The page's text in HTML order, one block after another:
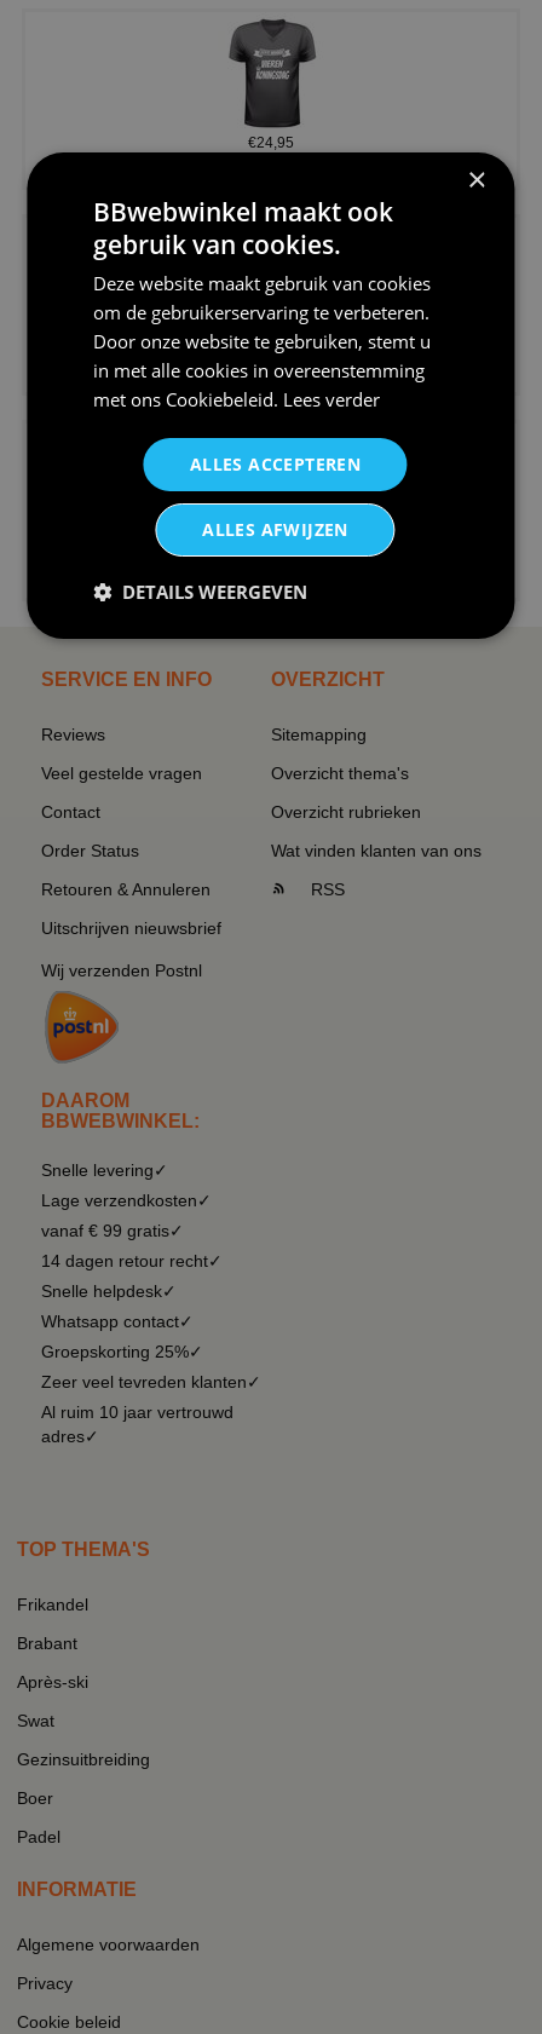
€24,95
€24,95
V-hals shirt rood wit blauw st...
€24,95
SERVICE EN INFO
Reviews
Veel gestelde vragen
Contact
Order Status
Retouren & Annuleren
Uitschrijven nieuwsbrief
Wij verzenden Postnl
DAAROM
BBWEBWINKEL:
Snelle levering✓
Lage verzendkosten✓
vanaf € 99 gratis✓
14 dagen retour recht✓
Snelle helpdesk✓
Whatsapp contact✓
Groepskorting 25%✓
Zeer veel tevreden klanten✓
Al ruim 10 jaar vertrouwd
adres✓
OVERZICHT
Sitemapping
Overzicht thema's
Overzicht rubrieken
Wat vinden klanten van ons
RSS
TOP THEMA'S
Frikandel
Brabant
Après-ski
Swat
Gezinsuitbreiding
Boer
Padel
INFORMATIE
Algemene voorwaarden
Privacy
Cookie beleid
×
BBwebwinkel maakt ook
gebruik van cookies.
Deze website maakt gebruik van cookies
om de gebruikerservaring te verbeteren.
Door onze website te gebruiken, stemt u
in met alle cookies in overeenstemming
met ons Cookiebeleid. Lees verder
ALLES ACCEPTEREN
ALLES AFWIJZEN
DETAILS WEERGEVEN